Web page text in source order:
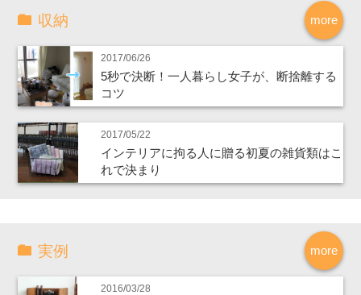
more
収納
2017/06/26
5秒で決断！一人暮らし女子が、断捨離する
コツ
2017/05/22
インテリアに拘る人に贈る初夏の雑貨類はこ
れで決まり
more
実例
2016/03/28